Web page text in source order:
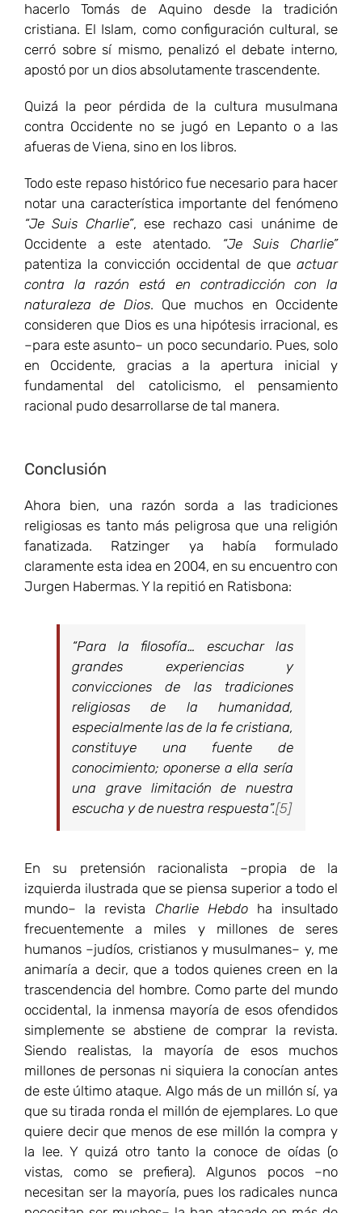
hacerlo Tomás de Aquino desde la tradición
cristiana. El Islam, como configuración cultural, se
cerró sobre sí mismo, penalizó el debate interno,
apostó por un dios absolutamente trascendente.
Quizá la peor pérdida de la cultura musulmana
contra Occidente no se jugó en Lepanto o a las
afueras de Viena, sino en los libros.
Todo este repaso histórico fue necesario para hacer
notar una característica importante del fenómeno
“Je Suis Charlie”, ese rechazo casi unánime de
Occidente a este atentado.
“Je Suis Charlie”
patentiza la convicción occidental de que actuar
contra la razón está en contradicción con la
naturaleza de Dios. Que muchos en Occidente
consideren que Dios es una hipótesis irracional, es
–para este asunto– un poco secundario. Pues, solo
en Occidente, gracias a la apertura inicial y
fundamental del catolicismo, el pensamiento
racional pudo desarrollarse de tal manera.
Conclusión
Ahora bien, una razón sorda a las tradiciones
religiosas es tanto más peligrosa que una religión
fanatizada. Ratzinger ya había formulado
claramente esta idea en 2004, en su encuentro con
Jurgen Habermas. Y la repitió en Ratisbona:
“Para la filosofía… escuchar las
grandes experiencias y
convicciones de las tradiciones
religiosas de la humanidad,
especialmente las de la fe cristiana,
constituye una fuente de
conocimiento; oponerse a ella sería
una grave limitación de nuestra
escucha y de nuestra respuesta”.[5]
En su pretensión racionalista –propia de la
izquierda ilustrada que se piensa superior a todo el
mundo– la revista Charlie Hebdoha insultado
frecuentemente a miles y millones de seres
humanos –judíos, cristianos y musulmanes– y, me
animaría a decir, que a todos quienes creen en la
trascendencia del hombre. Como parte del mundo
occidental, la inmensa mayoría de esos ofendidos
simplemente se abstiene de comprar la revista.
Siendo realistas, la mayoría de esos muchos
millones de personas ni siquiera la conocían antes
de este último ataque. Algo más de un millón sí, ya
que su tirada ronda el millón de ejemplares. Lo que
quiere decir que menos de ese millón la compra y
la lee. Y quizá otro tanto la conoce de oídas (o
vistas, como se prefiera). Algunos pocos –no
necesitan ser la mayoría, pues los radicales nunca